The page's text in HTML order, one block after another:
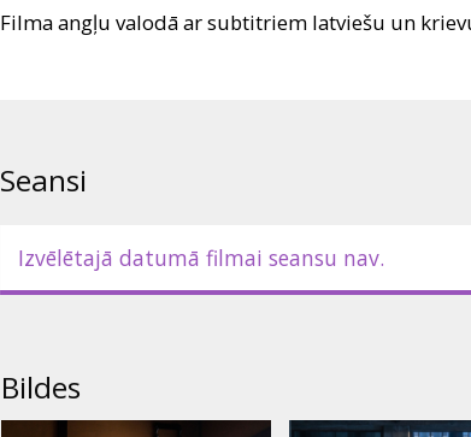
Filma angļu valodā ar subtitriem latviešu un
Seansi
Izvēlētajā datumā filmai seansu nav.
Bildes